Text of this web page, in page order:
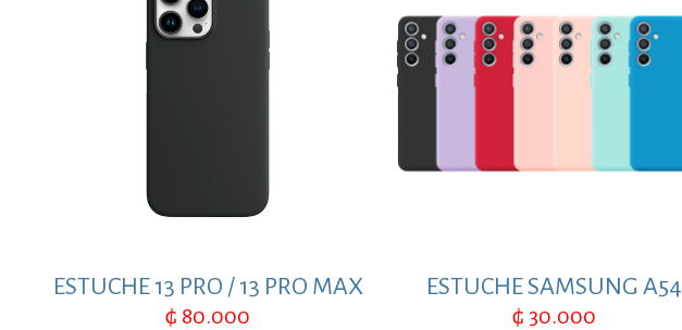
ESTUCHE 13 PRO / 13 PRO MAX
₲ 80.000
ESTUCHE SAMSUNG A54
₲ 30.000